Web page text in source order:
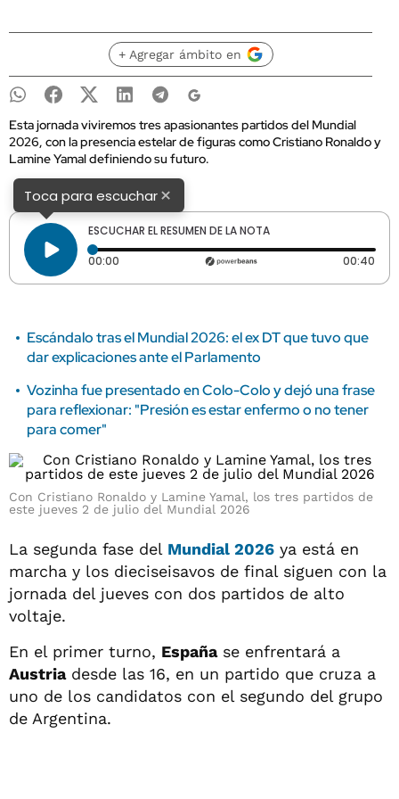
+ Agregar ámbito en
Esta jornada viviremos tres apasionantes partidos del Mundial
2026, con la presencia estelar de figuras como Cristiano Ronaldo y
Lamine Yamal definiendo su futuro.
Toca para escuchar×
ESCUCHAR EL RESUMEN DE LA NOTA
00:00 Tiempo transcurrido: 0 segundos 00:40
Escándalo tras el Mundial 2026: el ex DT que tuvo que
dar explicaciones ante el Parlamento
Vozinha fue presentado en Colo-Colo y dejó una frase
para reflexionar: "Presión es estar enfermo o no tener
para comer"
Con Cristiano Ronaldo y Lamine Yamal, los tres partidos de
este jueves 2 de julio del Mundial 2026
La segunda fase del Mundial 2026 ya está en
marcha y los dieciseisavos de final siguen con la
jornada del jueves con dos partidos de alto
voltaje.
En el primer turno, Españase enfrentará a
Austriadesde las 16, en un partido que cruza a
uno de los candidatos con el segundo del grupo
de Argentina.